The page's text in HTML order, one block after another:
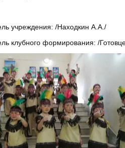
учреждения: /Находкин А.А./
клубного формирования: /